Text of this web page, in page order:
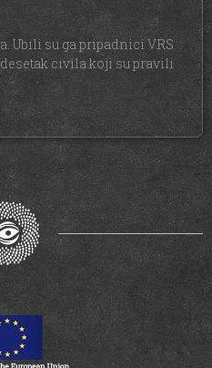
Ubili su ga pripadnici VRS
desetak civila koji su pravili